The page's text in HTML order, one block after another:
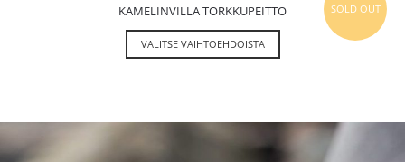
SOLD OUT
KAMELINVILLA TORKKUPEITTO
VALITSE VAIHTOEHDOISTA